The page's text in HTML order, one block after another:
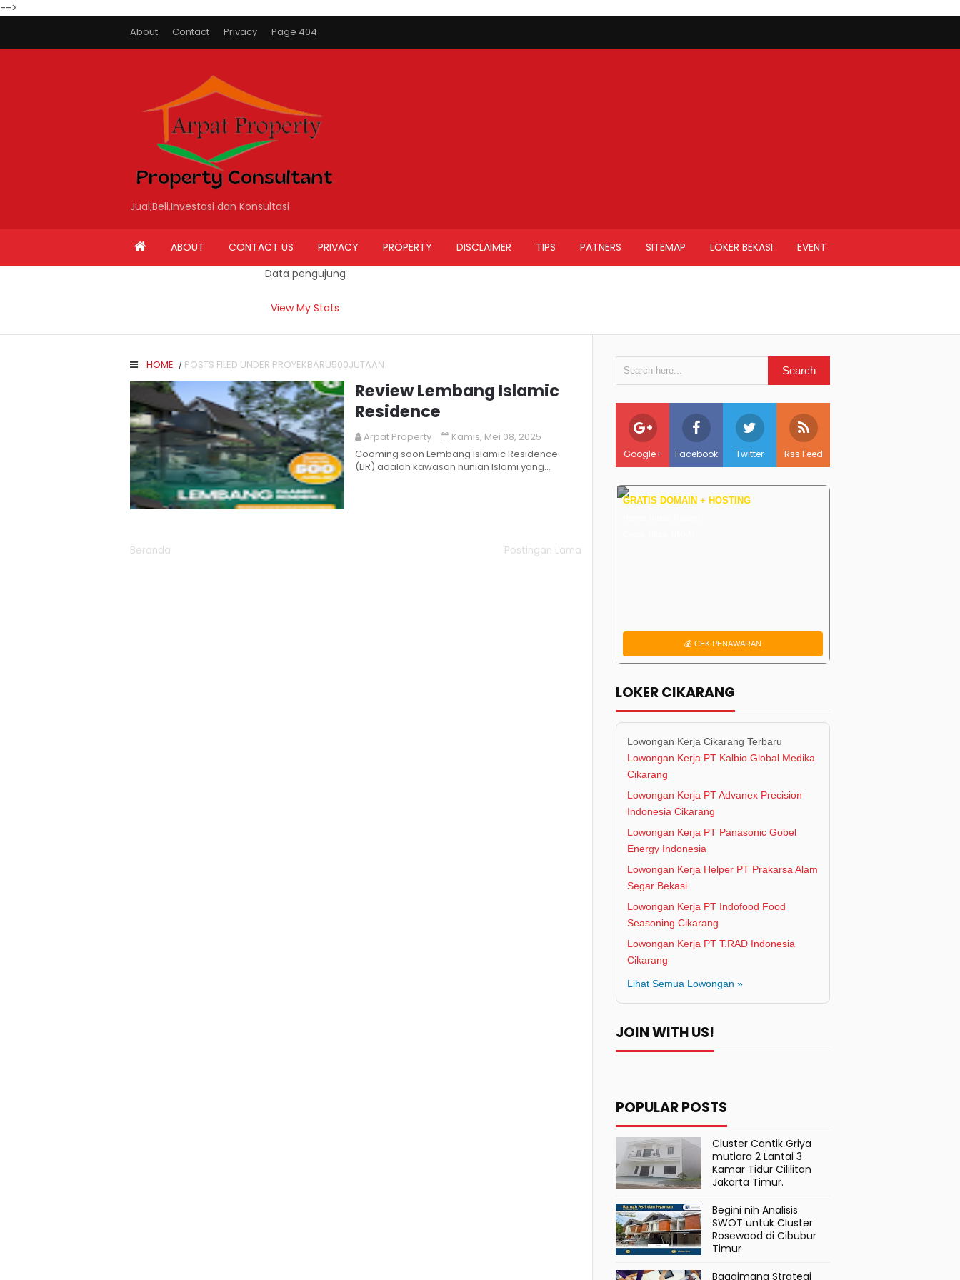
-->
About Contact Privacy Page 404
Jual,Beli,Investasi dan Konsultasi
ABOUT CONTACT US PRIVACY PROPERTY DISCLAIMER TIPS PATNERS SITEMAP LOKER BEKASI
EVENT
Data pengujung
View My Stats
HOME / POSTS FILED UNDER PROYEKBARU500JUTAAN
Review Lembang Islamic
Residence
Arpat Property
Kamis, Mei 08, 2025
Cooming soon Lembang Islamic Residence
(LIR) adalah kawasan hunian Islami yang
Postingan Lama
Beranda
Google+ Facebook Twitter Rss Feed
GRATIS DOMAIN + HOSTING
💰 CEK PENAWARAN
LOKER CIKARANG
Lowongan Kerja Cikarang Terbaru
Lowongan Kerja PT Kalbio Global Medika
Cikarang
Lowongan Kerja PT Advanex Precision
Indonesia Cikarang
Lowongan Kerja PT Panasonic Gobel
Energy Indonesia
Lowongan Kerja Helper PT Prakarsa Alam
Segar Bekasi
Lowongan Kerja PT Indofood Food
Seasoning Cikarang
Lowongan Kerja PT T.RAD Indonesia
Cikarang
Lihat Semua Lowongan »
JOIN WITH US!
POPULAR POSTS
Cluster Cantik Griya
mutiara 2 Lantai 3
Kamar Tidur Cililitan
Jakarta Timur.
Begini nih Analisis
SWOT untuk Cluster
Rosewood di Cibubur
Timur
Bagaimana Strategi